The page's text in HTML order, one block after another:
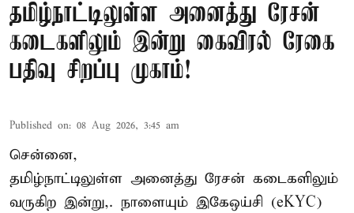
தமிழ்நாட்டிலுள்ள அனைத்து ரேசன்
கடைகளிலும் இன்று கைவிரல் ரேகை
பதிவு சிறப்பு முகாம்!
Published on: 08 Aug 2026, 3:45 am
சென்னை,
தமிழ்நாட்டிலுள்ள அனைத்து ரேசன் கடைகளிலும்
வருகிற இன்று,. நாளையும் இகேஒய்சி (eKYC)